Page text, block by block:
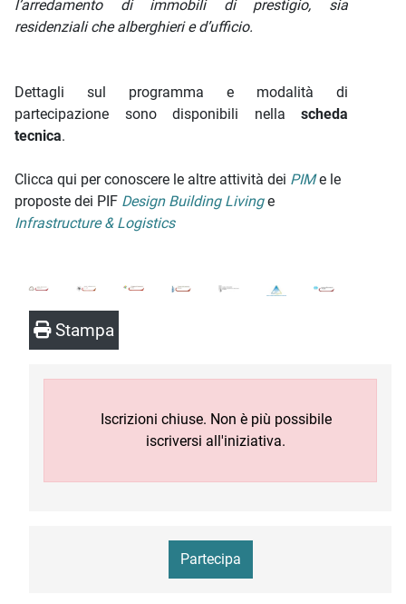
l’arredamento di immobili di prestigio, sia
residenziali che alberghieri e d’ufficio.
Dettagli sul programma e modalità di
partecipazione sono disponibili nella scheda
tecnica.
Clicca qui per conoscere le altre attività dei PIMe le
proposte dei PIF Design Building Livinge
Infrastructure & Logistics
Stampa
Iscrizioni chiuse. Non è più possibile
iscriversi all'iniziativa.
Partecipa